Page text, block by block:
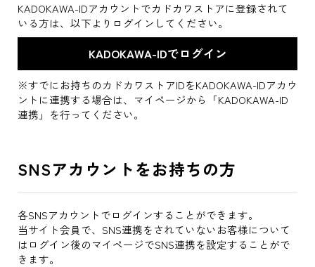
KADOKAWA-IDアカウントでカドカワストアに登録されて
いる方は、以下よりログインしてください。
※すでにお持ちのカドカワストアIDをKADOKAWA-IDアカウ
ントに連携する場合は、マイページから「KADOKAWA-ID
連携」を行ってください。
SNSアカウントをお持ちの方
各SNSアカウントでログインすることができます。
当サイト会員で、SNS連携をされていないお客様について
はログイン後のマイページでSNS連携を設定することがで
きます。